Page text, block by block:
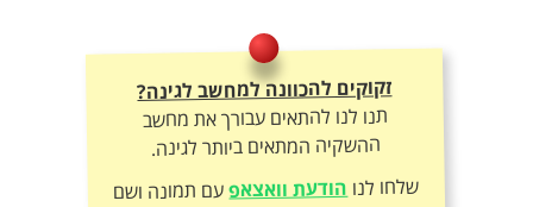
זקוקים להכוונה למחשב לגינה?
תנו לנו להתאים עבורך את מחשב
ההשקיה המתאים ביותר לגינה.
שלחו לנוהודעת וואצאפעם תמונה ושם
הצמח – ונכוון אתכם לפתרון שיחזיר לו את